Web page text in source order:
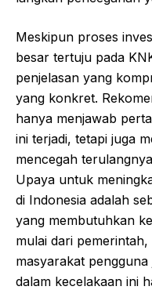
Meskipun proses
besar tertuju pada
penjelasan yang
yang konkret.
hanya menjawab
ini terjadi, tetapi juga
mencegah
Upaya untuk
di Indonesia adalah
yang membutuhkan
mulai dari
masyarakat
dalam kecelakaan ini